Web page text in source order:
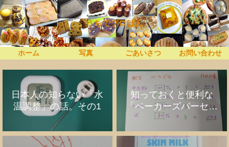
うちでプロぱん
ホーム 写真 ごあいさつ お問い合わせ
日本人の知らない「水
温調整」の話。その1
知っておくと便利な
「ベーカーズパーセン
ト」の話